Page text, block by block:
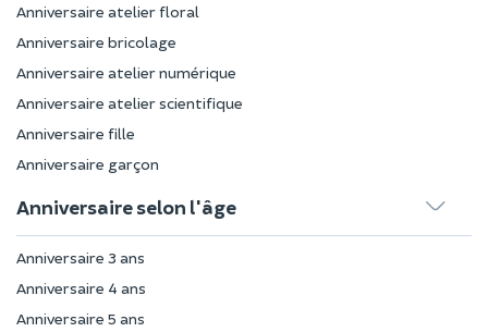
Anniversaire atelier floral
Anniversaire bricolage
Anniversaire atelier numérique
Anniversaire atelier scientifique
Anniversaire fille
Anniversaire garçon
Anniversaire selon l'âge
Anniversaire 3 ans
Anniversaire 4 ans
Anniversaire 5 ans